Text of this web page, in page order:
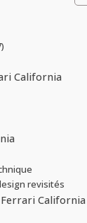
California
revisités
California